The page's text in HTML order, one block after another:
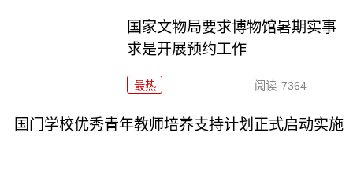
国家文物局要求博物馆暑期实事
求是开展预约工作
最热 阅读 7364
国门学校优秀青年教师培养支持计划正式启动实施